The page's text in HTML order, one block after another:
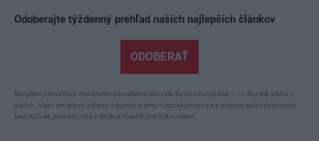
Odoberajte týždenný prehľad našich najlepších článkov
ODOBERAŤ
Bezplatný emailový newsletter posielame obvykle ku koncu týždňa – vo štvrtok alebo v
piatok. Vašu emailovú adresu nikomu inému neposkytneme a z odberu sa budete môcť
kedykoľvek jednoducho odhlásiť niekoľkými kliknutiami.